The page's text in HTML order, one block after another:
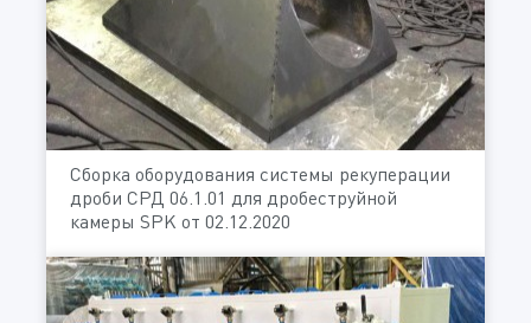
Сборка оборудования системы рекуперации
дроби СРД 06.1.01 для дробеструйной
камеры SPK от 02.12.2020